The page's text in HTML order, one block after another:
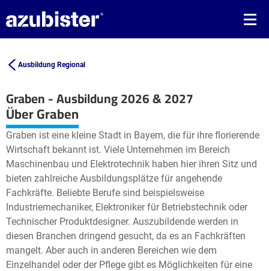
Ausbildung Regional
Graben - Ausbildung 2026 & 2027
+
−
Leaflet | ©OpenStreetMap2
Über Graben
Graben ist eine kleine Stadt in Bayern, die für ihre florierende
Wirtschaft bekannt ist. Viele Unternehmen im Bereich
Maschinenbau und Elektrotechnik haben hier ihren Sitz und
bieten zahlreiche Ausbildungsplätze für angehende
Fachkräfte. Beliebte Berufe sind beispielsweise
Industriemechaniker, Elektroniker für Betriebstechnik oder
Technischer Produktdesigner. Auszubildende werden in
diesen Branchen dringend gesucht, da es an Fachkräften
mangelt. Aber auch in anderen Bereichen wie dem
Einzelhandel oder der Pflege gibt es Möglichkeiten für eine